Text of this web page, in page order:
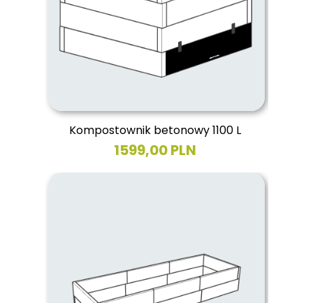
Kompostownik betonowy 1100 L
1599,00 PLN